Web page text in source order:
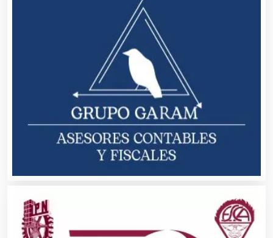
Artículos Publicitarios
Aseguradoras
Asesores Técnicos
Asesoría Fiscal